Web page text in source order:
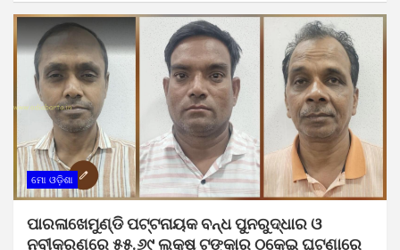
ମୋ ଓଡ଼ିଶା
ପାରଳାଖେମୁଣ୍ଡି ପଟ୍ଟନାୟକ ବନ୍ଧ ପୁନରୁଦ୍ଧାର ଓ
ନବୀକରଣରେ ୫୫.୬୯ ଲକ୍ଷ ଟଙ୍କାର ଠକେଇ ଘଟଣାରେ